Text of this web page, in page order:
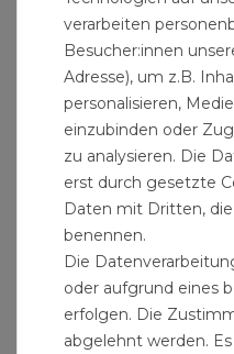
verarbeiten
Besucher:innen
Adresse), um z.B.
personalisieren,
einzubinden oder
zu analysieren. Die
erst durch gesetzte
Daten mit Dritten,
benennen.
Die
oder aufgrund eines
erfolgen. Die
abgelehnt werden.